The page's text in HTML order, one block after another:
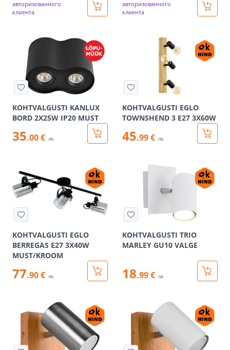
авторизованного
клиента
авторизованного
клиента
KOHTVALGUSTI KANLUX
BORD 2X25W IP20 MUST
35.00 € /tk
KOHTVALGUSTI EGLO
TOWNSHEND 3 E27 3X60W
45.99 € /tk
KOHTVALGUSTI EGLO
BERREGAS E27 3X40W
MUST/KROOM
77.90 € /tk
KOHTVALGUSTI TRIO
MARLEY GU10 VALGE
18.99 € /tk